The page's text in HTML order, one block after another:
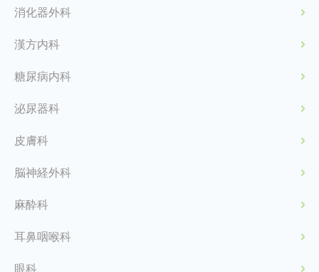
消化器外科
漢方内科
糖尿病内科
泌尿器科
皮膚科
脳神経外科
麻酔科
耳鼻咽喉科
眼科